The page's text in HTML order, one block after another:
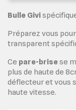
Bulle Givi
Préparez vous
transparent
Ce pare-brisese
plus de haute de
déflecteur et vous
haute vitesse.